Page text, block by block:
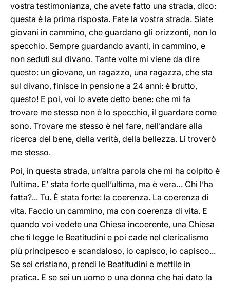
vostra testimonianza, che avete fatto una strada, dico:
questa è la prima risposta. Fate la vostra strada. Siate
giovani in cammino, che guardano gli orizzonti, non lo
specchio. Sempre guardando avanti, in cammino, e
non seduti sul divano. Tante volte mi viene da dire
questo: un giovane, un ragazzo, una ragazza, che sta
sul divano, finisce in pensione a 24 anni: è brutto,
questo! E poi, voi lo avete detto bene: che mi fa
trovare me stesso non è lo specchio, il guardare come
sono. Trovare me stesso è nel fare, nell’andare alla
ricerca del bene, della verità, della bellezza. Lì troverò
me stesso.
Poi, in questa strada, un’altra parola che mi ha colpito è
l’ultima. E’ stata forte quell’ultima, ma è vera… Chi l’ha
fatta?... Tu. È stata forte: la coerenza. La coerenza di
vita. Faccio un cammino, ma con coerenza di vita. E
quando voi vedete una Chiesa incoerente, una Chiesa
che ti legge le Beatitudini e poi cade nel clericalismo
più principesco e scandaloso, io capisco, io capisco...
Se sei cristiano, prendi le Beatitudini e mettile in
pratica. E se sei un uomo o una donna che hai dato la